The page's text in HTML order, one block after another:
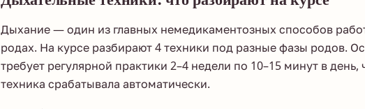
Дыхание — один из главных немедикаментозных способов
родах. На курсе разбирают 4 техники под разные фазы родов.
требует регулярной практики 2–4 недели по 10–15 минут в
техника срабатывала автоматически.